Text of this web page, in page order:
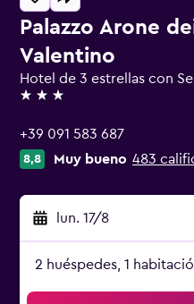
Palazzo Arone
Valentino
Hotel de 3 estrellas con
3 estrellas
+39 091 583 687
8,8 Muy bueno 483
lun. 17/8
2 huéspedes, 1